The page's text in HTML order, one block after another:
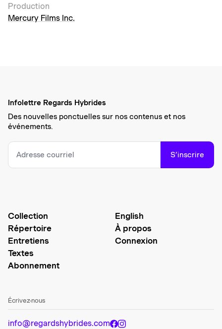
Production
Mercury Films Inc.
Infolettre Regards Hybrides
Des nouvelles ponctuelles sur nos contenus et nos
événements.
S’inscrire
Collection
Répertoire
Entretiens
Textes
Abonnement
English
À propos
Connexion
Écrivez-nous
info@regardshybrides.com